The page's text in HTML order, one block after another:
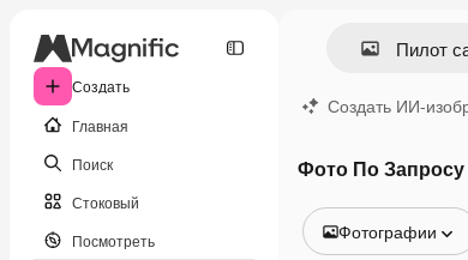
Создать
Главная
Поиск
Стоковый
Посмотреть
Создать ИИ-
Фото По
Фотографии